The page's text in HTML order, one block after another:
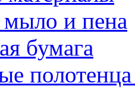
и пена
бумага
полотенца